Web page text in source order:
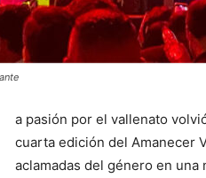
a pasión por el vallenato
cuarta edición del Amanecer
aclamadas del género en